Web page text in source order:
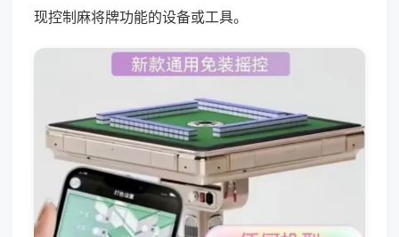
现控制麻将牌功能的设备或工具。